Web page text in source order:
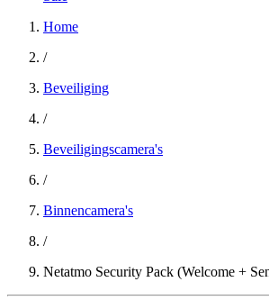
Home
/
Beveiliging
/
Beveiligingscamera's
/
Binnencamera's
/
Netatmo Security Pack (Welcome +